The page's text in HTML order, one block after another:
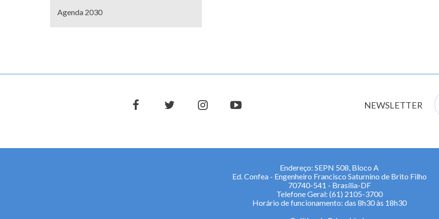
Agenda 2030
facebooktwitter instagramyoutube NEWSLETTER
Endereço: SEPN 508, Bloco A
Ed. Confea - Engenheiro Francisco Saturnino de Brito Filho
70740-541 - Brasília-DF
Telefone Geral: (61) 2105-3700
Horário de funcionamento: das 8h30 às 18h30